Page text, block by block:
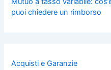
puoi chiedere un rimborso
Acquisti e Garanzie